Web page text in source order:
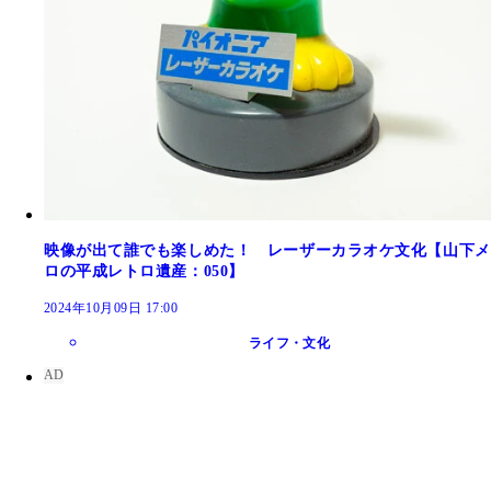
映像が出て誰でも楽しめた！ レーザーカラオケ文化【山下メ
ロの平成レトロ遺産：050】
2024年10月09日 17:00
ライフ・文化